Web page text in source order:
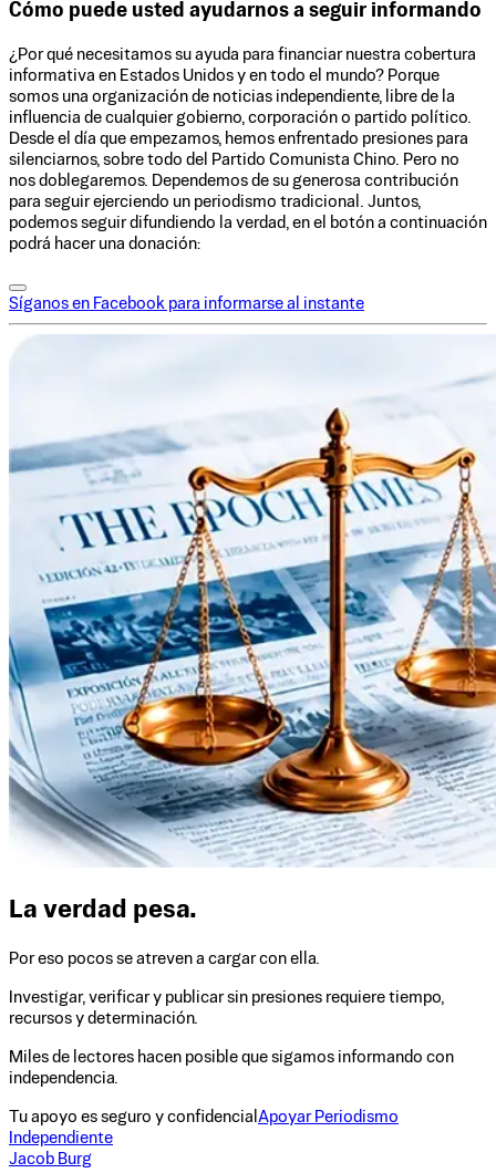
Cómo puede usted ayudarnos a seguir informando
¿Por qué necesitamos su ayuda para financiar nuestra cobertura
informativa en Estados Unidos y en todo el mundo? Porque
somos una organización de noticias independiente, libre de la
influencia de cualquier gobierno, corporación o partido político.
Desde el día que empezamos, hemos enfrentado presiones para
silenciarnos, sobre todo del Partido Comunista Chino. Pero no
nos doblegaremos. Dependemos de su generosa contribución
para seguir ejerciendo un periodismo tradicional. Juntos,
podemos seguir difundiendo la verdad, en el botón a continuación
podrá hacer una donación:
Síganos en Facebook para informarse al instante
La verdad pesa.
Por eso pocos se atreven a cargar con ella.
Investigar, verificar y publicar sin presiones requiere tiempo,
recursos y determinación.
Miles de lectores hacen posible que sigamos informando con
independencia.
Tu apoyo es seguro y confidencial Apoyar Periodismo
Independiente
Jacob Burg